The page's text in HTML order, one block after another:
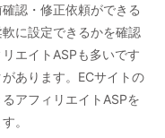
認・修正依頼ができる
に設定できるかを確認
エイトASPも多いです
あります。ECサイトの
アフィリエイトASPを
。